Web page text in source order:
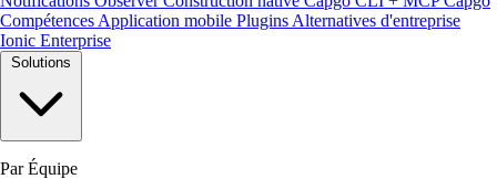
Compétences Application mobile Plugins Alternatives d'entreprise
Ionic Enterprise
Solutions
Par Équipe